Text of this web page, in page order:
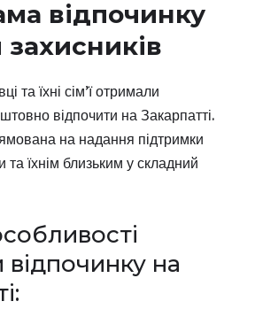
відпочинку
захисників
та їхні сім’ї отримали
відпочити на Закарпатті.
на надання підтримки
та їхнім близьким у складний
на